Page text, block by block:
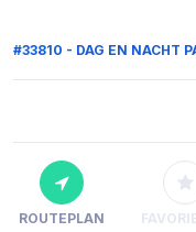
#33810 - DAG EN NACHT
ROUTEPLAN